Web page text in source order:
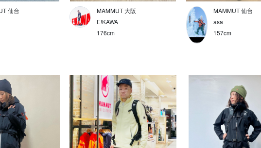
仙台
MAMMUT 大阪
E!KAWA
176cm
MAMMUT 仙台
asa
157cm